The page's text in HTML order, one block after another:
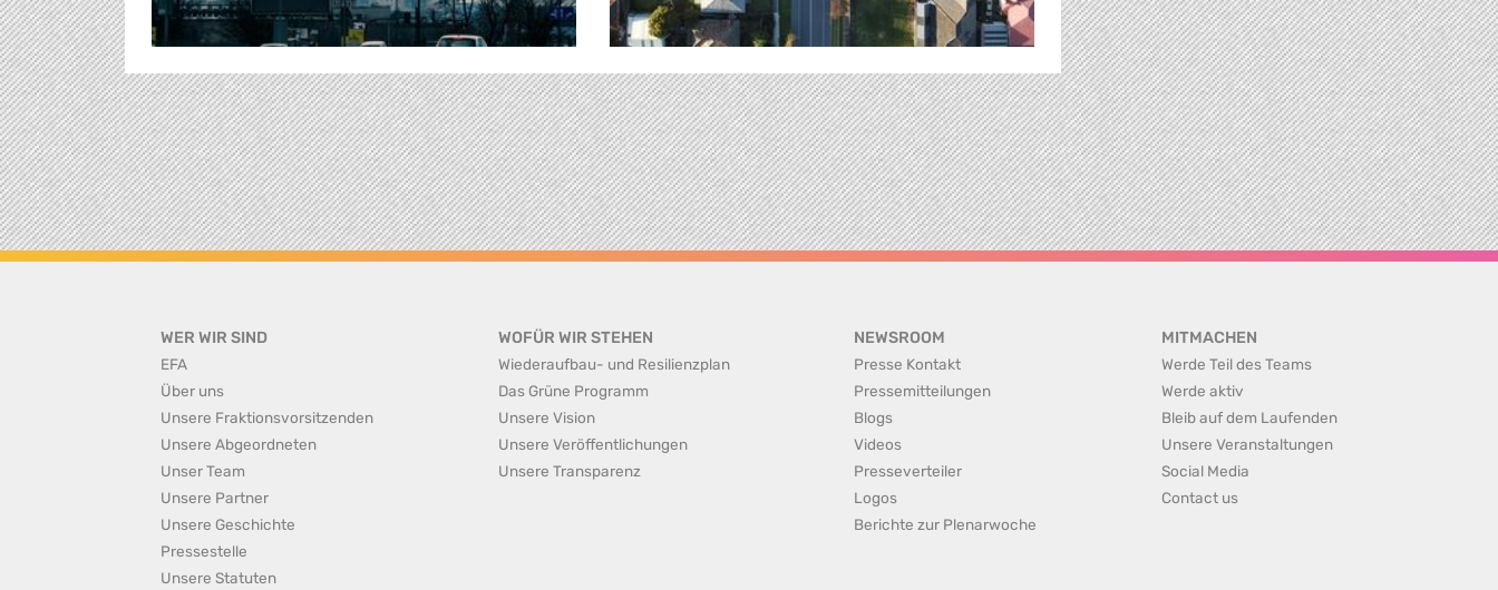
WER WIR SIND
EFA
Über uns
Unsere Fraktionsvorsitzenden
Unsere Abgeordneten
Unser Team
Unsere Partner
Unsere Geschichte
Pressestelle
Unsere Statuten
WOFÜR WIR STEHEN
Wiederaufbau- und Resilienzplan
Das Grüne Programm
Unsere Vision
Unsere Veröffentlichungen
Unsere Transparenz
NEWSROOM
Presse Kontakt
Pressemitteilungen
Blogs
Videos
Presseverteiler
Logos
Berichte zur Plenarwoche
MITMACHEN
Werde Teil des Teams
Werde aktiv
Bleib auf dem Laufenden
Unsere Veranstaltungen
Social Media
Contact us